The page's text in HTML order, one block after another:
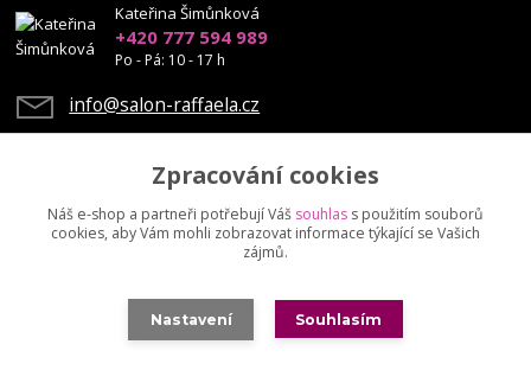
Kateřina Šimůnková
+420 777 594 989
Po - Pá: 10 - 17 h
info@salon-raffaela.cz
Upravit sběr cookies.
© Mgr. Kateřina Šimůnková, 2023 - další šíření našich fotek je chráněno
autorskými právy
Zpracování cookies
Náš e-shop a partneři potřebují Váš souhlas s použitím souborů
cookies, aby Vám mohli zobrazovat informace týkající se Vašich
zájmů.
Nastavení Souhlasím